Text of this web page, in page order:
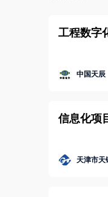
2. 如您
工程数字
中国天辰
信息化项
天津市天